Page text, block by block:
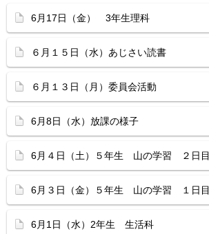
6月17日（金） 3年生理科
６月１５日（水）あじさい読書
６月１３日（月）委員会活動
6月8日（水）放課の様子
6月４日（土）５年生 山の学習 ２日目
6月３日（金）５年生 山の学習 １日目
6月1日（水）2年生 生活科